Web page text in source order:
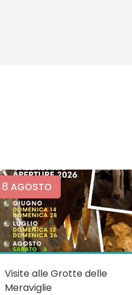
8 AGOSTO
Visite alle Grotte delle
Meraviglie